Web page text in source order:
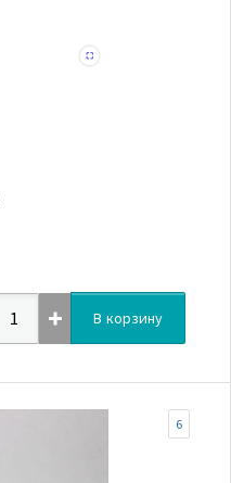
В корзину
6